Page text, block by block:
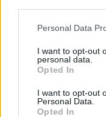
Please note that this
not limited to your
grant or deny
use your data for
consent section.
Personal Data
I want to opt-out
personal data.
Opted In
I want to opt-out
Personal Data.
Opted In
diretti con